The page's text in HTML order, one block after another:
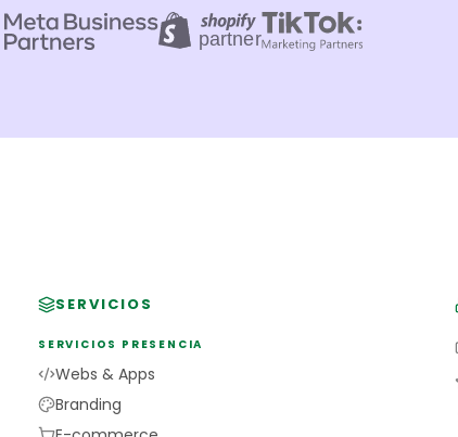
SERVICIOS
SERVICIOS PRESENCIA
Webs & Apps
Branding